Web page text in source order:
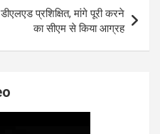
प्रशिक्षित, मांगे पूरी करने
का सीएम से किया आग्रह